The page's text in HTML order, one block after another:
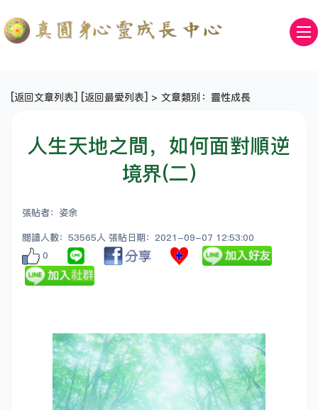
[返回文章列表] [返回最愛列表] > 文章類別：靈性成長
人生天地之間，如何面對順逆
境界(二)
張貼者：姿余
閱讀人數：53565人 張貼日期：2021-09-07 12:53:00
0